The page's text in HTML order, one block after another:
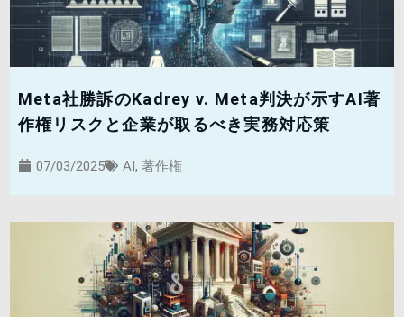
Meta社勝訴のKadrey v. Meta判決が示すAI著
作権リスクと企業が取るべき実務対応策
07/03/2025 AI, 著作権